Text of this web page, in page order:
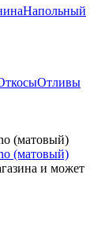
Напольный
Отливы
(матовый)
и может